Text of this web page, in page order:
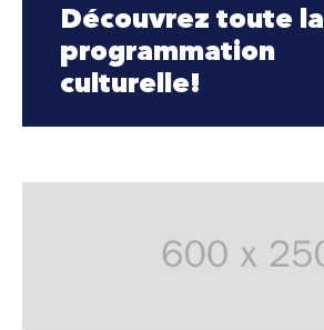
Découvrez toute la
programmation
culturelle!